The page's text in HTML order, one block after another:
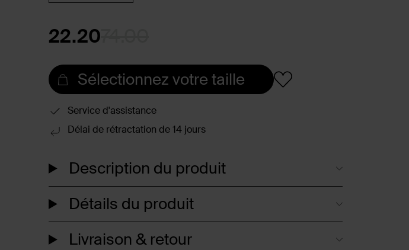
22.20
Sélectionnez votre taille
Service d'assistance
Délai de rétractation de 14 jours
Description du produit
Détails du produit
Livraison & retour